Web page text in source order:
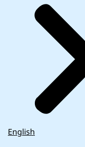
English